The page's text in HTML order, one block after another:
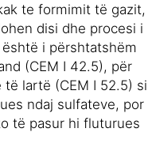
te formimit të gazit,
disi dhe procesi i
i përshtatshëm
(CEM I 42.5), për
lartë (CEM I 52.5) si
ndaj sulfateve, por
të pasur hi fluturues